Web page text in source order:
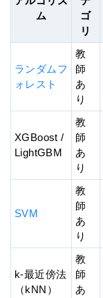
ム
ゴ
リ
ランダムフ
ォレスト
教
師
あ
り
XGBoost /
LightGBM
教
師
あ
り
SVM
教
師
あ
り
k-最近傍法
（kNN）
教
師
あ